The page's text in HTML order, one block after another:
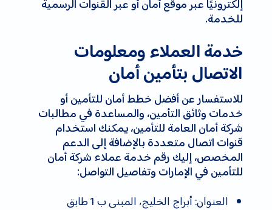
إلكترونيًا عبر موقع أمان أو عبر القنوات الرسمية
للخدمة.
خدمة العملاء ومعلومات
الاتصال بتأمين أمان
للاستفسار عن أفضل خطط أمان للتأمين أو
خدمات وثائق التأمين، والمساعدة في مطالبات
شركة أمان العامة للتأمين، يمكنك استخدام
قنوات اتصال متعددة بالإضافة إلى الدعم
المخصص، إليك رقم خدمة عملاء شركة أمان
للتأمين في الإمارات وتفاصيل التواصل:
العنوان: أبراج الخليج، المبنى ب 1 طابق